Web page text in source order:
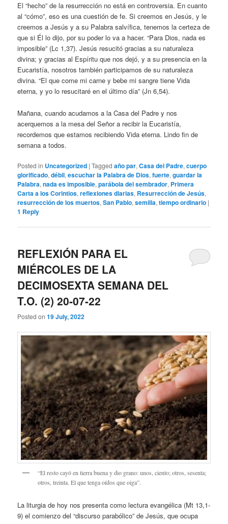
El “hecho” de la resurrección no está en controversia. En cuanto
al “cómo”, eso es una cuestión de fe. Si creemos en Jesús, y le
creemos a Jesús y a su Palabra salvífica, tenemos la certeza de
que si Él lo dijo, por su poder lo va a hacer. “Para Dios, nada es
imposible” (Lc 1,37). Jesús resucitó gracias a su naturaleza
divina; y gracias al Espíritu que nos dejó, y a su presencia en la
Eucaristía, nosotros también participamos de su naturaleza
divina. “El que come mi carne y bebe mi sangre tiene Vida
eterna, y yo lo resucitaré en el último día” (Jn 6,54).
Mañana, cuando acudamos a la Casa del Padre y nos
acerquemos a la mesa del Señor a recibir la Eucaristía,
recordemos que estamos recibiendo Vida eterna. Lindo fin de
semana a todos.
Posted in Uncategorized |Tagged año par,Casa del Padre,cuerpo
glorificado,débil,escuchar la Palabra de Dios,fuerte,guardar la
Palabra,nada es imposible,parábola del sembrador, Primera
Carta a los Corintios,reflexiones diarias, Resurrección de Jesús,
resurrección de los muertos,San Pablo,semilla,tiempo ordinario |
1 Reply
REFLEXIÓN PARA EL
MIÉRCOLES DE LA
DECIMOSEXTA SEMANA DEL
T.O. (2) 20-07-22
Posted on19 July, 2022
“El resto cayó en tierra buena y dio grano: unos, ciento; otros, sesenta;
otros, treinta. El que tenga oídos que oiga”.
La liturgia de hoy nos presenta como lectura evangélica (Mt 13,1-
9) el comienzo del “discurso parabólico” de Jesús, que ocupa